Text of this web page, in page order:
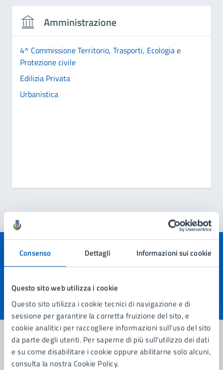
Consenso Dettagli Informazioni sui cookie
Questo sito web utilizza i cookie
Questo sito utilizza i cookie tecnici di navigazione e di
sessione per garantire la corretta fruizione del sito, e
cookie analitici per raccogliere informazioni sull'uso del sito
da parte degli utenti. Per saperne di più sull'utilizzo dei dati
e su come disabilitare i cookie oppure abilitarne solo alcuni,
consulta la nostra Cookie Policy.
Amministrazione
4^ Commissione Territorio, Trasporti, Ecologia e
Protezione civile
Edilizia Privata
Urbanistica
Quanto sono chiare le informazioni su questa
pagina?
Valuta 5 stelle su 5
Valuta 4 stelle su 5
Valuta 3 stelle su 5
Valuta 2 stelle su 5
Valuta 1 stelle su 5
Contatta il comune